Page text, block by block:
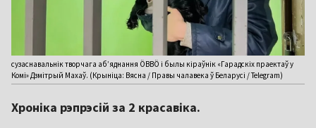
сузаснавальнік творчага аб’яднання ÖВВÖ і былы кіраўнік «Гарадскіх праектаў у
Комі» Дзмітрый Махаў. (Крыніца: Вясна / Правы чалавека ў Беларусі / Telegram)
Хроніка рэпрэсій за 2 красавіка.